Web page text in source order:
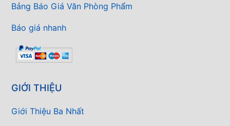
Bảng Báo Giá Văn Phòng Phẩm
Báo giá nhanh
GIỚI THIỆU
Giới Thiệu Ba Nhất